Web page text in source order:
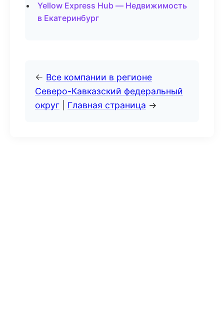
Yellow Express Hub — Недвижимость
в Екатеринбург
← Все компании в регионе
Северо-Кавказский федеральный
округ
Главная страница →